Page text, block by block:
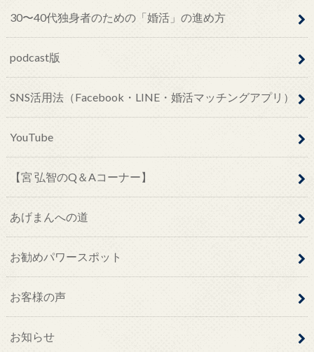
30〜40代独身者のための「婚活」の進め方
podcast版
SNS活用法（Facebook・LINE・婚活マッチングアプリ）
YouTube
【宮 弘智のQ＆Aコーナー】
あげまんへの道
お勧めパワースポット
お客様の声
お知らせ